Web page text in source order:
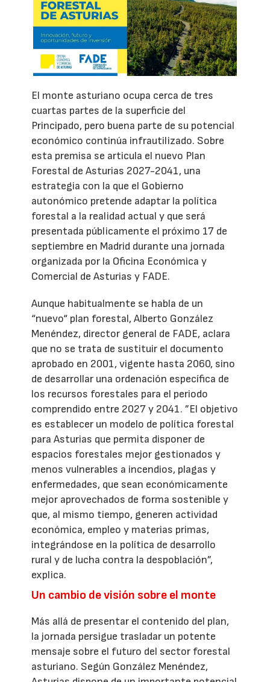
El monte asturiano ocupa cerca de tres
cuartas partes de la superficie del
Principado, pero buena parte de su potencial
económico continúa infrautilizado. Sobre
esta premisa se articula el nuevo Plan
Forestal de Asturias 2027-2041, una
estrategia con la que el Gobierno
autonómico pretende adaptar la política
forestal a la realidad actual y que será
presentada públicamente el próximo 17 de
septiembre en Madrid durante una jornada
organizada por la Oficina Económica y
Comercial de Asturias y FADE.
Aunque habitualmente se habla de un
“nuevo“ plan forestal, Alberto González
Menéndez, director general de FADE, aclara
que no se trata de sustituir el documento
aprobado en 2001, vigente hasta 2060, sino
de desarrollar una ordenación específica de
los recursos forestales para el periodo
comprendido entre 2027 y 2041. ”El objetivo
es establecer un modelo de política forestal
para Asturias que permita disponer de
espacios forestales mejor gestionados y
menos vulnerables a incendios, plagas y
enfermedades, que sean económicamente
mejor aprovechados de forma sostenible y
que, al mismo tiempo, generen actividad
económica, empleo y materias primas,
integrándose en la política de desarrollo
rural y de lucha contra la despoblación”,
explica.
Un cambio de visión sobre el monte
Más allá de presentar el contenido del plan,
la jornada persigue trasladar un potente
mensaje sobre el futuro del sector forestal
asturiano. Según González Menéndez,